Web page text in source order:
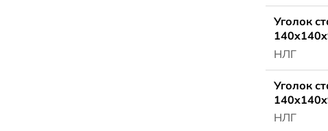
Уголок
НЛГ
Уголок
НЛГ